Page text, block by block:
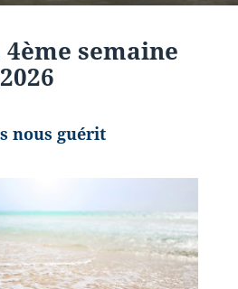
semaine
nous guérit